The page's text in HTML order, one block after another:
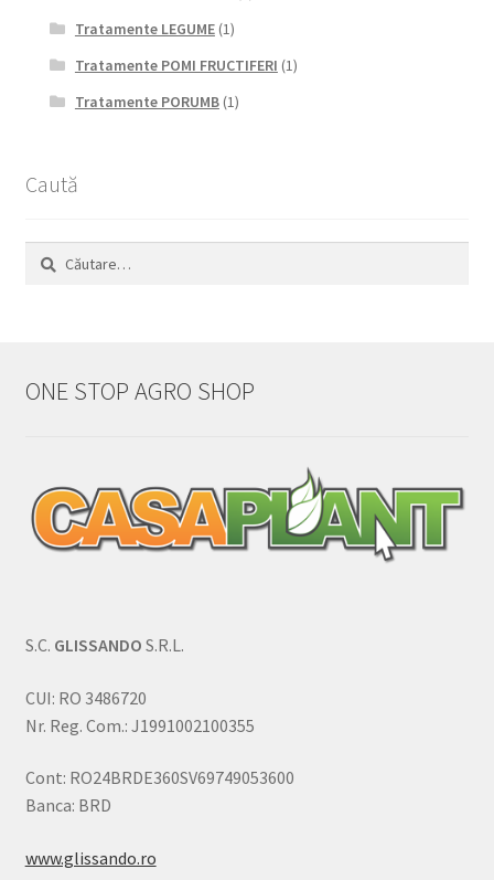
Tratamente LEGUME(1)
Tratamente POMI FRUCTIFERI (1)
Tratamente PORUMB(1)
Caută
Caută
ONE STOP AGRO SHOP
S.C. GLISSANDO S.R.L.
CUI: RO 3486720
Nr. Reg. Com.: J1991002100355
Cont: RO24BRDE360SV69749053600
Banca: BRD
www.glissando.ro